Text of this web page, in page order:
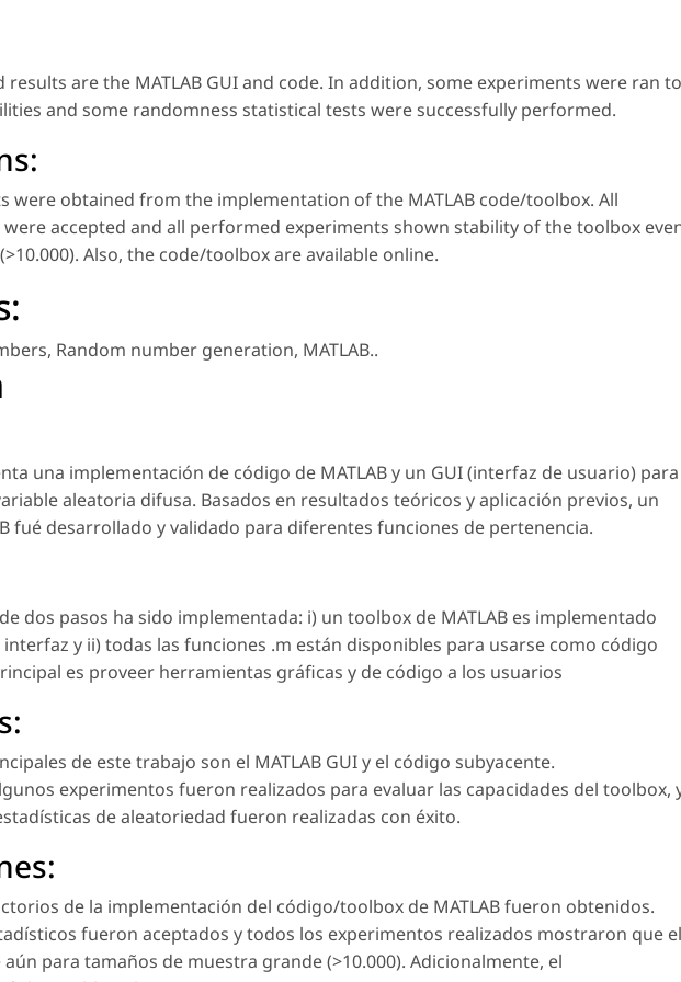
results are the MATLAB GUI and code. In addition, some experiments were ran to
and some randomness statistical tests were successfully performed.
were obtained from the implementation of the MATLAB code/toolbox. All
accepted and all performed experiments shown stability of the toolbox
Also, the code/toolbox are available online.
, Random number generation, MATLAB..
una implementación de código de MATLAB y un GUI (interfaz de usuario) para
aleatoria difusa. Basados en resultados teóricos y aplicación previos, un
fué desarrollado y validado para diferentes funciones de pertenencia.
dos pasos ha sido implementada: i) un toolbox de MATLAB es implementado
y ii) todas las funciones .m están disponibles para usarse como código
es proveer herramientas gráficas y de código a los usuarios
de este trabajo son el MATLAB GUI y el código subyacente.
experimentos fueron realizados para evaluar las capacidades del toolbox,
de aleatoriedad fueron realizadas con éxito.
de la implementación del código/toolbox de MATLAB fueron obtenidos.
fueron aceptados y todos los experimentos realizados mostraron que el
para tamaños de muestra grande (>10.000). Adicionalmente, el